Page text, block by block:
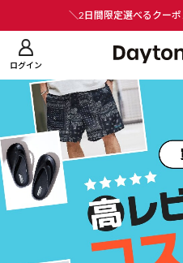
＼2日間限定選べるクー
ログイン
ューを閉じる